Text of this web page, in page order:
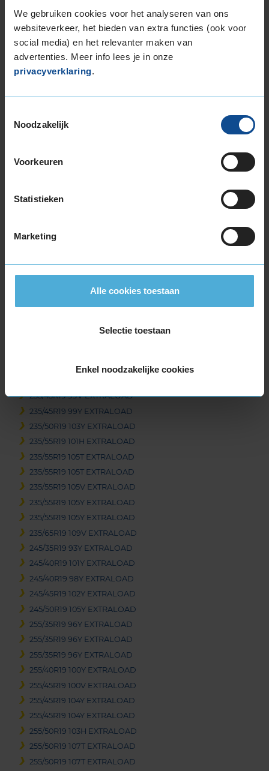
We gebruiken cookies voor het analyseren van ons
websiteverkeer, het bieden van extra functies (ook voor
social media) en het relevanter maken van
advertenties. Meer info lees je in onze
privacyverklaring.
Noodzakelijk
Voorkeuren
Statistieken
Marketing
Alle cookies toestaan
Selectie toestaan
Enkel noodzakelijke cookies
255/40R18 99W EXTRALOAD
255/45R18 103Y EXTRALOAD
255/45R18 99Y
255/55R18 109Y EXTRALOAD
265/35R18 97Y EXTRALOAD
225/40R19 93T EXTRALOAD
225/40R19 93Y EXTRALOAD
225/45R19 92T EXTRALOAD
235/35R19 91Y EXTRALOAD
235/40R19 92T EXTRALOAD
235/40R19 96V EXTRALOAD
235/40R19 96Y EXTRALOAD
235/40R19 96Y EXTRALOAD
235/45R19 99V EXTRALOAD
235/45R19 99Y EXTRALOAD
235/50R19 103Y EXTRALOAD
235/55R19 101H EXTRALOAD
235/55R19 105T EXTRALOAD
235/55R19 105T EXTRALOAD
235/55R19 105V EXTRALOAD
235/55R19 105Y EXTRALOAD
235/55R19 105Y EXTRALOAD
235/65R19 109V EXTRALOAD
245/35R19 93Y EXTRALOAD
245/40R19 101Y EXTRALOAD
245/40R19 98Y EXTRALOAD
245/45R19 102Y EXTRALOAD
245/50R19 105Y EXTRALOAD
255/35R19 96Y EXTRALOAD
255/35R19 96Y EXTRALOAD
255/35R19 96Y EXTRALOAD
255/40R19 100Y EXTRALOAD
255/45R19 100V EXTRALOAD
255/45R19 104Y EXTRALOAD
255/45R19 104Y EXTRALOAD
255/50R19 103H EXTRALOAD
255/50R19 107T EXTRALOAD
255/50R19 107T EXTRALOAD